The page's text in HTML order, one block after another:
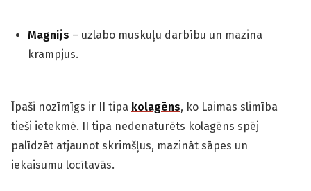
Magnijs – uzlabo muskuļu darbību un mazina
krampjus.
Īpaši nozīmīgs ir II tipa kolagēns, ko Laimas slimība
tieši ietekmē. II tipa nedenaturēts kolagēns spēj
palīdzēt atjaunot skrimšļus, mazināt sāpes un
iekaisumu locītavās.